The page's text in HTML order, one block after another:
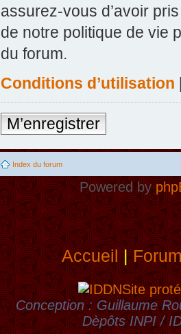
assurez-vous d’avoir
de notre politique de vie
du forum.
Conditions d’utilisation
M’enregistrer
Index du forum
Powered by
Accueil|
Site
Conception : Guillaume
Dèpôts INPI /